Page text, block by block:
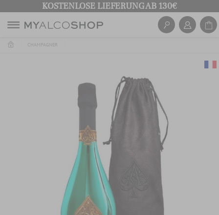
KOSTENLOSE LIEFERUNG AB 130€
CHAMPAGNER